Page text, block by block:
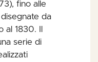
fino alle
da
al 1830. Il
serie di